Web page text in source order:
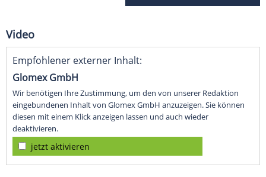
Video
Empfohlener externer Inhalt:
Glomex GmbH
Wir benötigen Ihre Zustimmung, um den von unserer Redaktion
eingebundenen Inhalt von Glomex GmbH anzuzeigen. Sie können
diesen mit einem Klick anzeigen lassen und auch wieder
deaktivieren.
jetzt aktivieren